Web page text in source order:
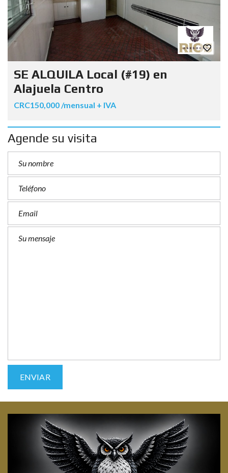
SE ALQUILA Local (#19) en
Alajuela Centro
CRC150,000 /mensual + IVA
Agende su visita